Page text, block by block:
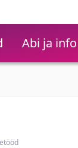
Abi ja info